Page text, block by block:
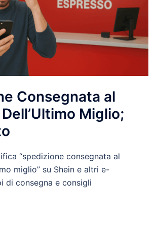
Consegnata al
Miglio;
“spedizione consegnata al
miglio” su Shein e altri e-
di consegna e consigli